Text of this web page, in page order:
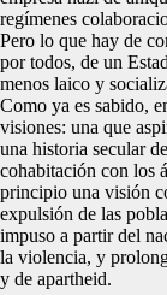
regímenes
Pero lo que hay de
por todos, de un
menos laico y
Como ya es sabido,
visiones: una que
una historia secular
cohabitación con los
principio una visión
expulsión de las
impuso a partir del
la violencia, y
y de apartheid.